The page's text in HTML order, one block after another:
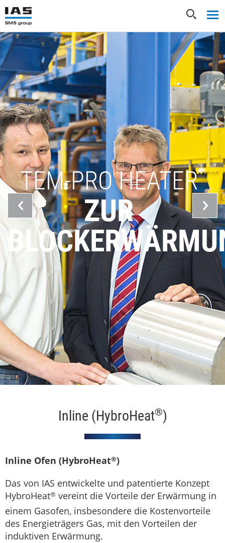
TEM-PRO HEATER
ZUR
Inline (HybroHeat®)
Inline Ofen (HybroHeat®)
Das von IAS entwickelte und patentierte Konzept
HybroHeat® vereint die Vorteile der Erwärmung in
einem Gasofen, insbesondere die Kostenvorteile
des Energieträgers Gas, mit den Vorteilen der
induktiven Erwärmung.